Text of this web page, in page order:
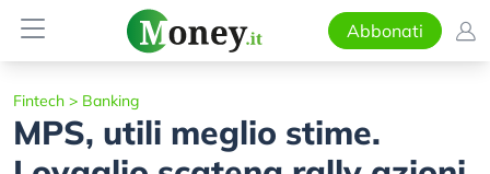
Abbonati
Fintech > Banking
MPS, utili meglio stime.